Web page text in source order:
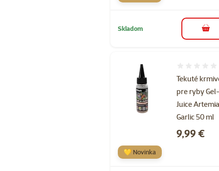
Skladom do
Tekuté
pre ryby
Juice
Garlic 50 ml
Cena
9,99 €
💛 Novinka